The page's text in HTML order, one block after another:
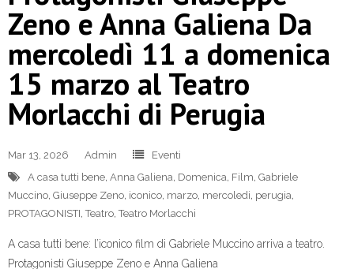
Zeno e Anna Galiena Da
mercoledì 11 a domenica
15 marzo al Teatro
Morlacchi di Perugia
Mar 13, 2026 Admin
Eventi
A casa tutti bene Anna Galiena Domenica Film Gabriele
Muccino Giuseppe Zeno iconico marzo mercoledi perugia
PROTAGONISTI ,Teatro ,Teatro Morlacchi
A casa tutti bene: l’iconico film di Gabriele Muccino arriva a teatro.
Protagonisti Giuseppe Zeno e Anna Galiena